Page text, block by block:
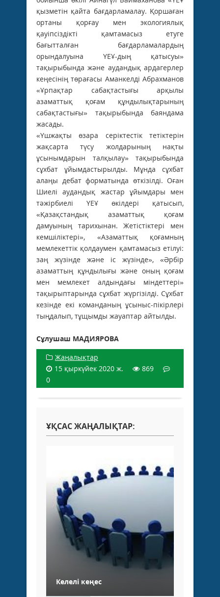
қызметін қайта бағдарламалау. Қоршаған
ортаны қорғау мен экологиялық
қауіпсіздікті қамтамасыз етуге
бағытталған бағдарламалардың
орындалуына ҮЕҰ-дың қатысуы»
тақырыбында және аудандық ардагерлер
кеңесінің төрағасы Аманкелді Абрахманов
«Ұрпақтар сабақтастығы арқылы
азаматтық қоғам құндылықтарының
сабақтастығы» тақырыбында баяндама
жасады.
«Үшжақты өзара серіктестік тетіктерін
жақсарта түсу жолдарының нақты
ұсынымдарын талқылау» тақырыбында
сұхбат ұйымдастырылды. Мұнда сұхбат
алаңы дебат форматында өткізілді. Оған
Шиелі аудандық жастар ұйымдары мен
тәжірбиелі ҮЕҰ өкілдері қатысып,
«Қазақстандық азаматтық қоғам
дамуының тарихынан. Жетістіктері мен
кемшіліктері», «Азаматтық қоғамның
мемлекеттік қолдаумен қамтамасыз етілуі:
заң жүзінде және іс жүзінде», «Әрбір
азаматтың құндылығы және оның қоғам
мен мемлекет алдындағы міндеттері»
тақырыптарында сұхбат жүргізілді. Сұхбат
кезінде екі команданың ұсыныс-пікірлері
тыңдалып, тұщымды жауаптар айтылды.
Сұлушаш МАДИЯРОВА
Жаңалықтар
15 қыркүйек 2020 ж.
869
0
ҰҚСАС ЖАҢАЛЫҚТАР:
Келелі кеңес